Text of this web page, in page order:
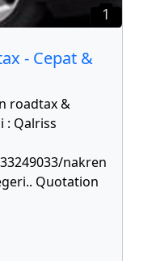
1
- Cepat &
roadtax &
: Qalriss
nakren
Quotation